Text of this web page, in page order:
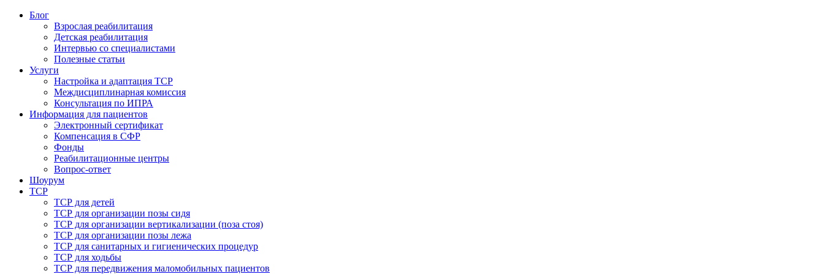
Блог
Взрослая реабилитация
Детская реабилитация
Интервью со специалистами
Полезные статьи
Услуги
Настройка и адаптация ТСР
Междисциплинарная комиссия
Консультация по ИПРА
Информация для пациентов
Электронный сертификат
Компенсация в СФР
Фонды
Реабилитационные центры
Вопрос-ответ
Шоурум
ТСР
ТСР для детей
ТСР для организации позы сидя
ТСР для организации вертикализации (поза стоя)
ТСР для организации позы лежа
ТСР для санитарных и гигиенических процедур
ТСР для ходьбы
ТСР для передвижения маломобильных пациентов